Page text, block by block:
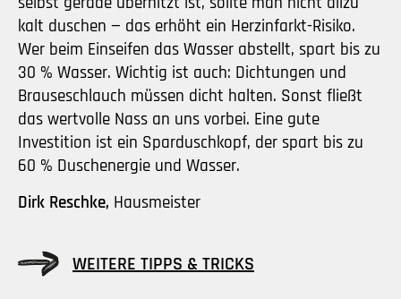
kalt duschen — das erhöht ein Herzinfarkt-Risiko.
Wer beim Einseifen das Wasser abstellt, spart bis zu
30 % Wasser. Wichtig ist auch: Dichtungen und
Brauseschlauch müssen dicht halten. Sonst fließt
das wertvolle Nass an uns vorbei. Eine gute
Investition ist ein Sparduschkopf, der spart bis zu
60 % Duschenergie und Wasser.
Dirk Reschke, Hausmeister
WEITERE TIPPS & TRICKS